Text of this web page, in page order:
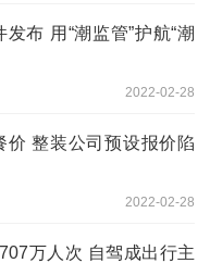
布 用“潮监管”护航“潮
2022-02-28
价 整装公司预设报价陷
2022-02-28
万人次 自驾成出行主